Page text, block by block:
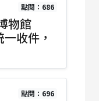
點閱：686
物館
收件，
點閱：696